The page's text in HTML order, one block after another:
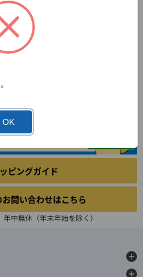
ピングガイド
問い合わせはこちら
中無休（年末年始を除く）
OK